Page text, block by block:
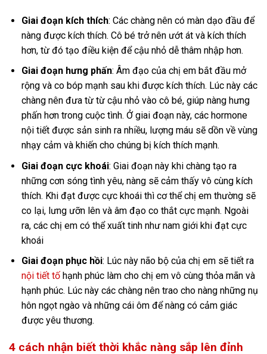
Giai đoạn kích thích: Các chàng nên có màn dạo đầu để
nàng được kích thích. Cô bé trở nên ướt át và kích thích
hơn, từ đó tạo điều kiện để cậu nhỏ dễ thâm nhập hơn.
Giai đoạn hưng phấn: Âm đạo của chị em bắt đầu mở
rộng và co bóp mạnh sau khi được kích thích. Lúc này các
chàng nên đưa từ từ cậu nhỏ vào cô bé, giúp nàng hưng
phấn hơn trong cuộc tình. Ở giai đoạn này, các hormone
nội tiết được sản sinh ra nhiều, lượng máu sẽ dồn về vùng
nhạy cảm và khiến cho chúng bị kích thích mạnh.
Giai đoạn cực khoái: Giai đoạn này khi chàng tạo ra
những cơn sóng tình yêu, nàng sẽ cảm thấy vô cùng kích
thích. Khi đạt được cực khoái thì cơ thể chị em thường sẽ
co lại, lưng ưỡn lên và âm đạo co thắt cực mạnh. Ngoài
ra, các chị em có thể xuất tinh như nam giới khi đạt cực
khoái
Giai đoạn phục hồi: Lúc này não bộ của chị em sẽ tiết ra
nội tiết tốhạnh phúc làm cho chị em vô cùng thỏa mãn và
hạnh phúc. Lúc này các chàng nên trao cho nàng những nụ
hôn ngọt ngào và những cái ôm để nàng có cảm giác
được yêu thương.
4 cách nhận biết thời khắc nàng sắp lên đỉnh